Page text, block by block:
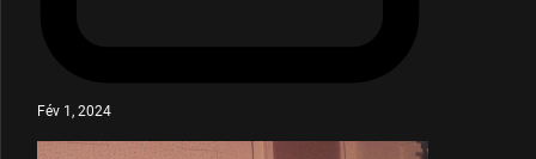
Fév 1, 2024